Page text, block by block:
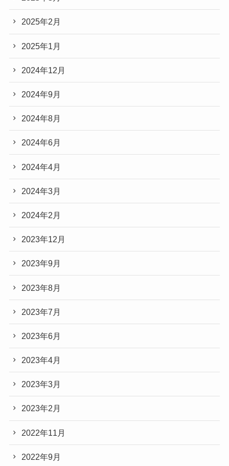
2025年2月
2025年1月
2024年12月
2024年9月
2024年8月
2024年6月
2024年4月
2024年3月
2024年2月
2023年12月
2023年9月
2023年8月
2023年7月
2023年6月
2023年4月
2023年3月
2023年2月
2022年11月
2022年9月